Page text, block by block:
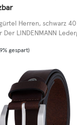
Herren, schwarz
LINDENMANN
gespart)